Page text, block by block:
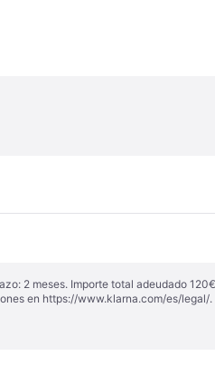
2 meses. Importe total adeudado
en https://www.klarna.com/es/legal/.